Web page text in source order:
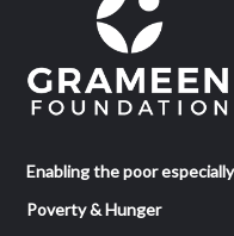
Enabling the poor
Poverty & Hunger